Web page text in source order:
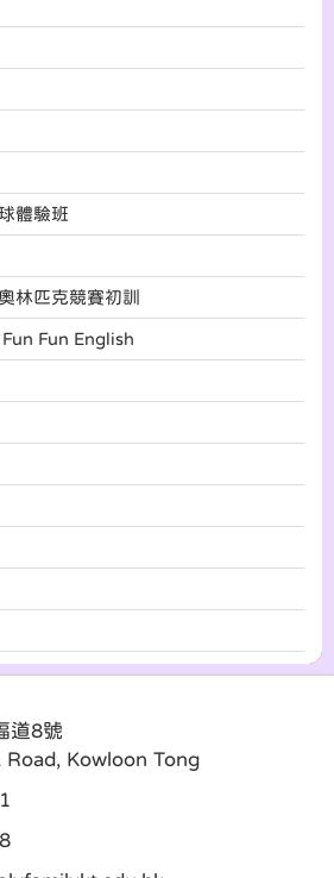
體驗班
林匹克競賽初訓
Fun English
道8號
Road, Kowloon Tong